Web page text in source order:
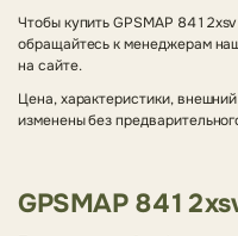
Чтобы купить GPSMAP
обращайтесь к менеджерам
на сайте.
Цена, характеристики,
изменены без
GPSMAP